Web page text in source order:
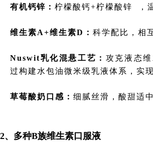
有机钙锌： 柠檬酸钙+柠檬酸锌 ，
维生素A+维生素D： 科学配比，相
Nuswit乳化混悬工艺： 攻克液态
过构建水包油微米级乳液体系，实
草莓酸奶口感： 细腻丝滑，酸甜适
2、多种B族维生素口服液